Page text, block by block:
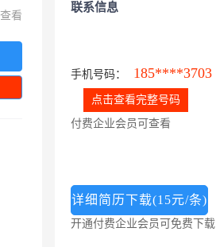
看
联系信息
手机号码： 185****3703
点击查看完整号码
付费企业会员可查看
详细简历下载(15元/条)
开通付费企业会员可免费下载